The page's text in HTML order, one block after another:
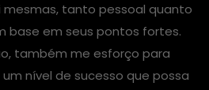
mesmas, tanto pessoal quanto
base em seus pontos fortes.
também me esforço para
nível de sucesso que possa